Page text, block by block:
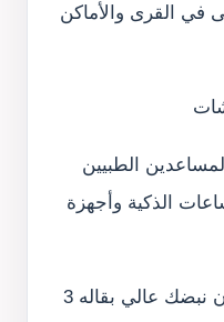
في القرى والأماكن
الطبيين
الذكية وأجهزة
هتلاقي النظام بيقولك "لاحظت إن نبضك عالي بقاله 3